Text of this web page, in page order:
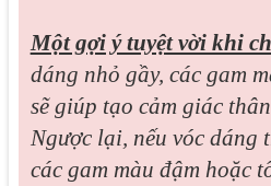
Một gợi ý tuyệt vời khi
dáng nhỏ gầy, các gam
sẽ giúp tạo cảm giác
Ngược lại, nếu vóc dáng
các gam màu đậm hoặc